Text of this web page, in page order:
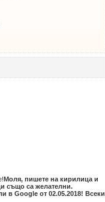
Моля, пишете на кирилица и
също са желателни.
в Google от 02.05.2018! Всеки